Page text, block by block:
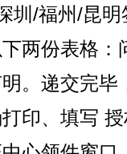
圳/福州/昆
两份表格：
。递交完
印、填写